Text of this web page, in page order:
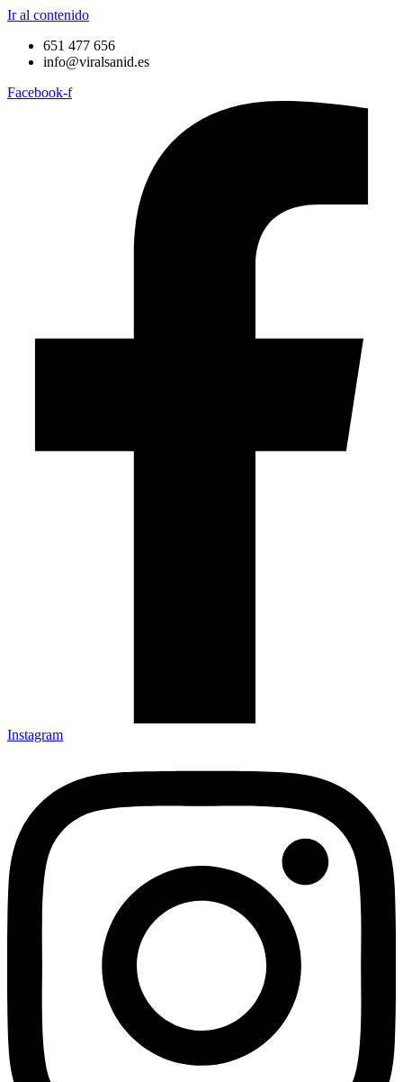
Ir al contenido
651 477 656
info@viralsanid.es
Facebook-f
Instagram